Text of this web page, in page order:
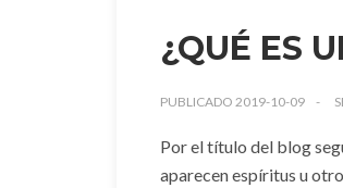
¿QUÉ ES
PUBLICADO 2019-10-09
Por el título del blog
aparecen espíritus u